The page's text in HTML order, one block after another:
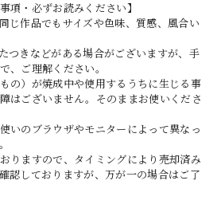
項・必ずお読みください】
じ作品でもサイズや色味、質感、風合い
つきなどがある場合がございますが、手
、ご理解ください。
の）が焼成中や使用するうちに生じる事
はございません。そのままお使いくださ
いのブラウザやモニターによって異なっ
りますので、タイミングにより売却済み
認しておりますが、万が一の場合はご了